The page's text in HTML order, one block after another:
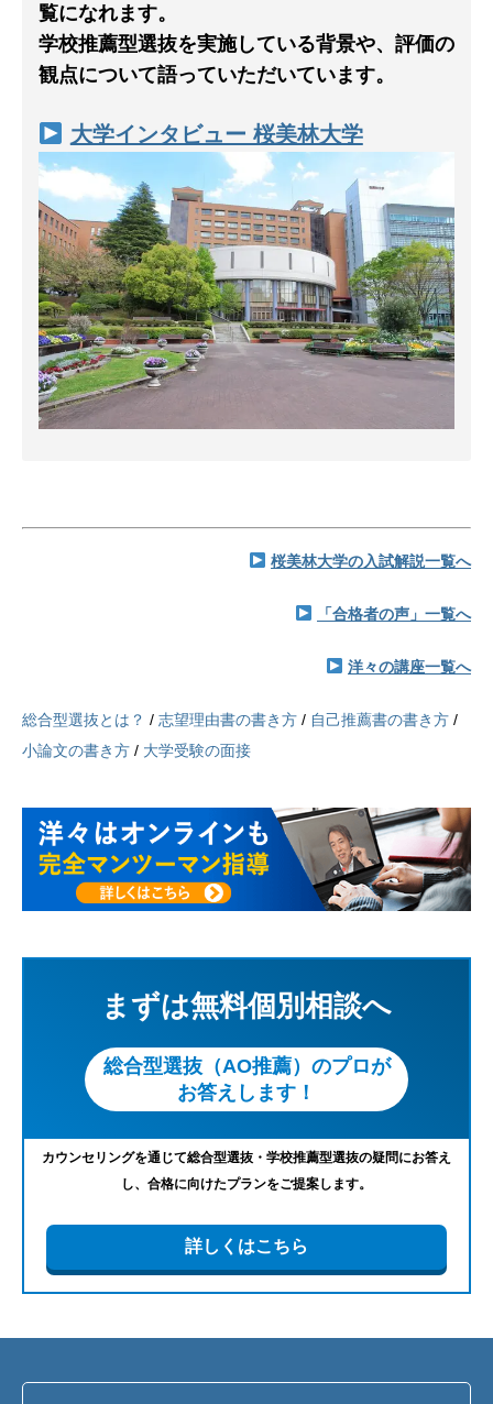
覧になれます。
学校推薦型選抜を実施している背景や、評価の
観点について語っていただいています。
大学インタビュー 桜美林大学
桜美林大学の入試解説一覧へ
「合格者の声」一覧へ
洋々の講座一覧へ
総合型選抜とは？ / 志望理由書の書き方 / 自己推薦書の書き方 /
小論文の書き方 / 大学受験の面接
まずは無料個別相談へ
総合型選抜（AO推薦）のプロが
お答えします！
カウンセリングを通じて総合型選抜・学校推薦型選抜の疑問にお答え
し、合格に向けたプランをご提案します。
詳しくはこちら